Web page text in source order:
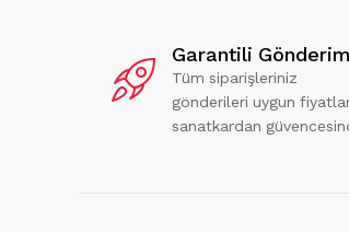
Garantili Gönderim
Tüm siparişleriniz
gönderileri uygun
sanatkardan